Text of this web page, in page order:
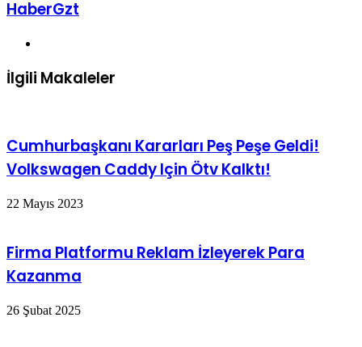
HaberGzt
İlgili Makaleler
Cumhurbaşkanı Kararları Peş Peşe Geldi!
Volkswagen Caddy Için Ötv Kalktı!
22 Mayıs 2023
Firma Platformu Reklam İzleyerek Para
Kazanma
26 Şubat 2025